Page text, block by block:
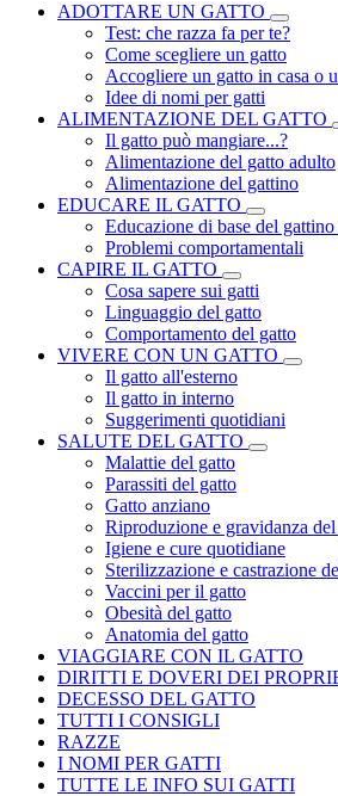
ADOTTARE UN GATTO
Test: che razza fa per te?
Come scegliere un gatto
Accogliere un gatto in casa o
Idee di nomi per gatti
ALIMENTAZIONE DEL GATTO
Il gatto può mangiare...?
Alimentazione del gatto adulto
Alimentazione del gattino
EDUCARE IL GATTO
Educazione di base del
Problemi comportamentali
CAPIRE IL GATTO
Cosa sapere sui gatti
Linguaggio del gatto
Comportamento del gatto
VIVERE CON UN GATTO
Il gatto all'esterno
Il gatto in interno
Suggerimenti quotidiani
SALUTE DEL GATTO
Malattie del gatto
Parassiti del gatto
Gatto anziano
Riproduzione e gravidanza
Igiene e cure quotidiane
Sterilizzazione e castrazione
Vaccini per il gatto
Obesità del gatto
Anatomia del gatto
VIAGGIARE CON IL GATTO
DIRITTI E DOVERI DEI
DECESSO DEL GATTO
TUTTI I CONSIGLI
RAZZE
I NOMI PER GATTI
TUTTE LE INFO SUI GATTI